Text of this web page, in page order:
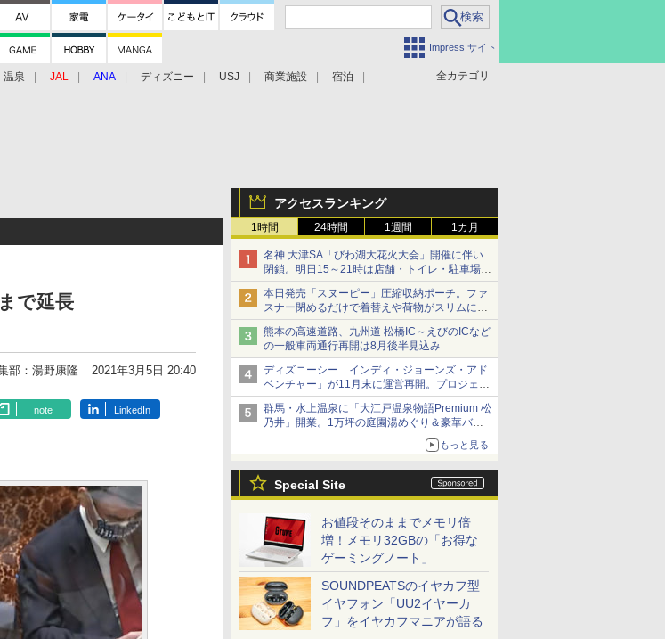
Impress サイト
全カテゴリ
温泉 JAL ANA ディズニー USJ 商業施設 宿泊
アクセスランキング
1時間 24時間 1週間 1カ月
名神 大津SA「びわ湖大花火大会」開催に伴い
閉鎖。明日15～21時は店舗・トイレ・駐車場の
利用不可
本日発売「スヌーピー」圧縮収納ポーチ。ファ
スナー閉めるだけで着替えや荷物がスリムにま
とまる
熊本の高速道路、九州道 松橋IC～えびのICなど
の一般車両通行再開は8月後半見込み
ディズニーシー「インディ・ジョーンズ・アド
ベンチャー」が11月末に運営再開。プロジェク
ションマッピングを追加、DPAは1500円
群馬・水上温泉に「大江戸温泉物語Premium 松
乃井」開業。1万坪の庭園湯めぐり＆豪華バイ
もっと見る
Special Site
お値段そのままでメモリ倍
増！メモリ32GBの「お得な
ゲーミングノート」
SOUNDPEATSのイヤカフ型
イヤフォン「UU2イヤーカ
フ」をイヤカフマニアが語る
で延長
部：湯野康隆 2021年3月5日 20:40
note LinkedIn